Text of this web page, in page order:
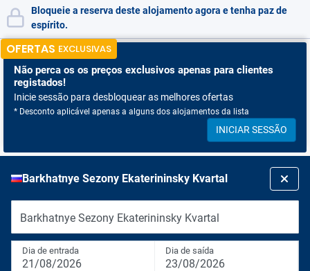
Bloqueie a reserva deste alojamento agora e tenha paz de
espírito.
OFERTAS EXCLUSIVAS
Não perca os os preços exclusivos apenas para clientes
registados!
Inicie sessão para desbloquear as melhores ofertas
* Desconto aplicável apenas a alguns dos alojamentos da lista
INICIAR SESSÃO
Barkhatnye Sezony Ekaterininsky Kvartal
Barkhatnye Sezony Ekaterininsky Kvartal
Dia de entrada
21/08/2026
Dia de saída
23/08/2026